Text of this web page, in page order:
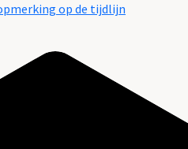
op de tijdlijn